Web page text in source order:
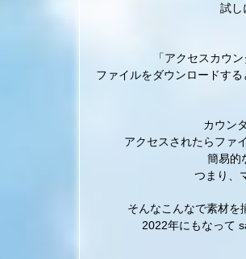
試し
「アクセスカウ
ファイルをダウンロードす
カウン
アクセスされたらファ
簡易的
つまり、
そんなこんなで素材を
2022年にもなって